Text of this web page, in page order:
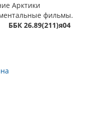
Арктики
фильмы.
ББК 26.89(211)я04